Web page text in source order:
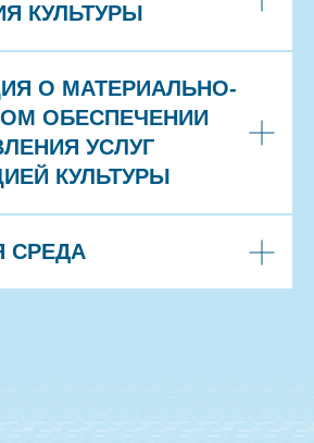
КУЛЬТУРЫ
О МАТЕРИАЛЬНО-
ОБЕСПЕЧЕНИИ
УСЛУГ
КУЛЬТУРЫ
СРЕДА